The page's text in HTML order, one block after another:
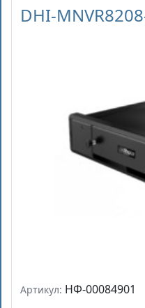
DHI-
Артикул: НФ-00084901